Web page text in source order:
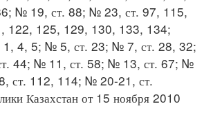
№ 19, ст. 88; № 23, ст. 97, 115,
122, 125, 129, 130, 133, 134;
4, 5; № 5, ст. 23; № 7, ст. 28, 32;
44; № 11, ст. 58; № 13, ст. 67; №
ст. 112, 114; № 20-21, ст.
Казахстан от 15 ноября 2010